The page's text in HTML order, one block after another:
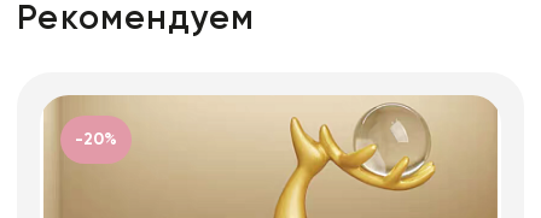
Рекомендуем
-20%